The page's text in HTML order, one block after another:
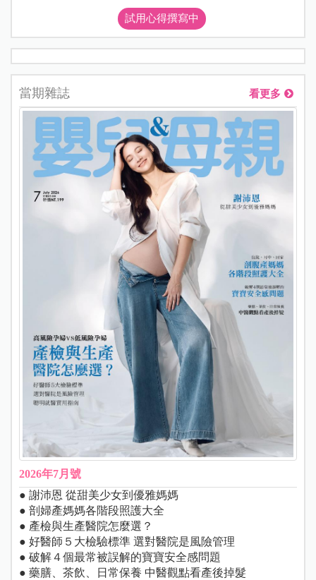
試用心得撰寫中
當期雜誌 看更多
2026年7月號
● 謝沛恩 從甜美少女到優雅媽媽
● 剖婦產媽媽各階段照護大全
● 產檢與生產醫院怎麼選？
● 好醫師５大檢驗標準 選對醫院是風險管理
● 破解４個最常被誤解的寶寶安全感問題
● 藥膳、茶飲、日常保養 中醫觀點看產後掉髮